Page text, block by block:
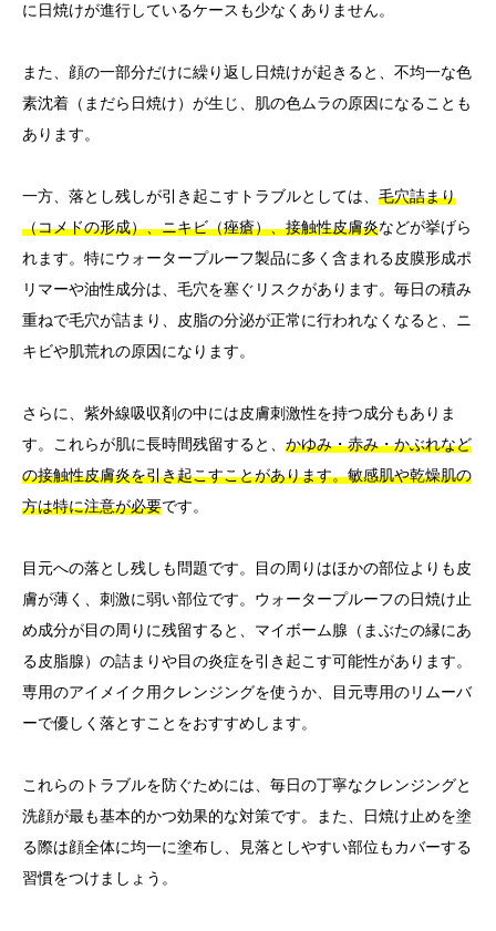
に日焼けが進行しているケースも少なくありません。
また、顔の一部分だけに繰り返し日焼けが起きると、不均一な色
素沈着（まだら日焼け）が生じ、肌の色ムラの原因になることも
あります。
一方、落とし残しが引き起こすトラブルとしては、 毛穴詰まり
（コメドの形成）、ニキビ（痤瘡）、接触性皮膚炎などが挙げら
れます。特にウォータープルーフ製品に多く含まれる皮膜形成ポ
リマーや油性成分は、毛穴を塞ぐリスクがあります。毎日の積み
重ねで毛穴が詰まり、皮脂の分泌が正常に行われなくなると、ニ
キビや肌荒れの原因になります。
さらに、紫外線吸収剤の中には皮膚刺激性を持つ成分もありま
す。これらが肌に長時間残留すると、 かゆみ・赤み・かぶれなど
の接触性皮膚炎を引き起こすことがあります。敏感肌や乾燥肌の
方は特に注意が必要です。
目元への落とし残しも問題です。目の周りはほかの部位よりも皮
膚が薄く、刺激に弱い部位です。ウォータープルーフの日焼け止
め成分が目の周りに残留すると、マイボーム腺（まぶたの縁にあ
る皮脂腺）の詰まりや目の炎症を引き起こす可能性があります。
専用のアイメイク用クレンジングを使うか、目元専用のリムーバ
ーで優しく落とすことをおすすめします。
これらのトラブルを防ぐためには、毎日の丁寧なクレンジングと
洗顔が最も基本的かつ効果的な対策です。また、日焼け止めを塗
る際は顔全体に均一に塗布し、見落としやすい部位もカバーする
習慣をつけましょう。